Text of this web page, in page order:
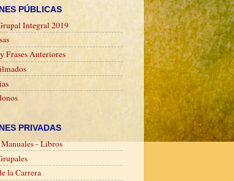
PÚBLICAS
Integral 2019
Frases Anteriores
PRIVADAS
- Libros
la Carrera